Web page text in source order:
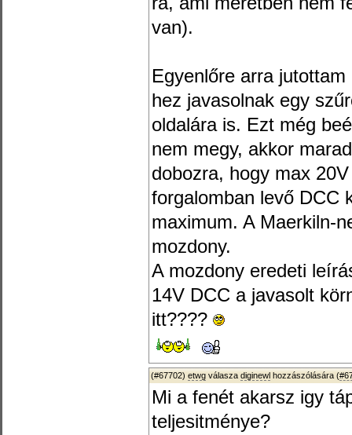
van).
Egyenlőre arra
hez javasolnak egy
oldalára is. Ezt még
nem megy, akkor
dobozra, hogy max
forgalomban levő DCC
maximum. A Maerkiln-
mozdony.
A mozdony eredeti
14V DCC a javasolt
itt????
(#67702) etwg válasza diginewl hozzászólására (
Mi a fenét akarsz igy
teljesitménye?